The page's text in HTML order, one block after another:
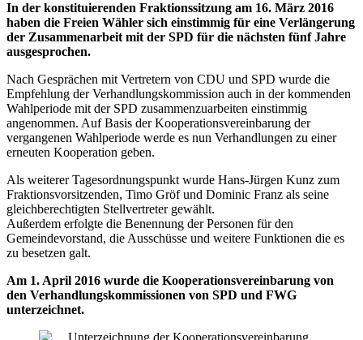
In der konstituierenden Fraktionssitzung am 16. März 2016
haben die Freien Wähler sich einstimmig für eine Verlängerung
der Zusammenarbeit mit der SPD für die nächsten fünf Jahre
ausgesprochen.
Nach Gesprächen mit Vertretern von CDU und SPD wurde die
Empfehlung der Verhandlungskommission auch in der kommenden
Wahlperiode mit der SPD zusammenzuarbeiten einstimmig
angenommen. Auf Basis der Kooperationsvereinbarung der
vergangenen Wahlperiode werde es nun Verhandlungen zu einer
erneuten Kooperation geben.
Als weiterer Tagesordnungspunkt wurde Hans-Jürgen Kunz zum
Fraktionsvorsitzenden, Timo Gröf und Dominic Franz als seine
gleichberechtigten Stellvertreter gewählt.
Außerdem erfolgte die Benennung der Personen für den
Gemeindevorstand, die Ausschüsse und weitere Funktionen die es
zu besetzen galt.
Am 1. April 2016 wurde die Kooperationsvereinbarung von
den Verhandlungskommissionen von SPD und FWG
unterzeichnet.